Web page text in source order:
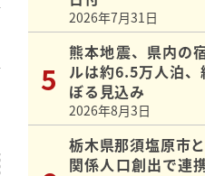
2026年7月31日
熊本地震、県内の
ルは約6.5万人泊、
ぼる見込み
2026年8月3日
栃木県那須塩原市
関係人口創出で連